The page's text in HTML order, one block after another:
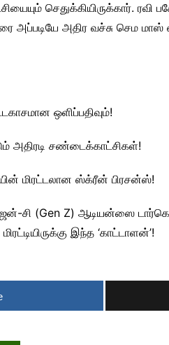
செதுக்கியிருக்கார். ரவி
அப்படியே அதிர வச்சு செம மாஸ்
ஒளிப்பதிவும்!
அதிரடி சண்டைக்காட்சிகள்!
மிரட்டலான ஸ்க்ரீன் பிரசன்ஸ்!
சி (Gen Z) ஆடியன்ஸை
இந்த ‘காட்டாளன்’!